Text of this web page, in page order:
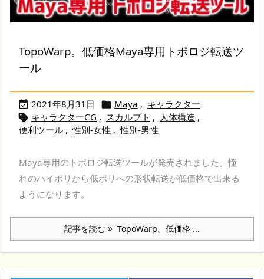
TopoWarp。低価格Maya専用トポロジ転送ツ
ール
 2021年8月31日  Maya , キャラクター
 キャラクターCG , スカルプト , 人体構造 ,
便利ツール , 性別-女性 , 性別-男性
Maya専用のトポロジ転送ツールが発売されました。憧
れのハイポリから低ポリへの形状転送が低価格で出来る
ようになります。
記事を読む TopoWarp。低価格 ...